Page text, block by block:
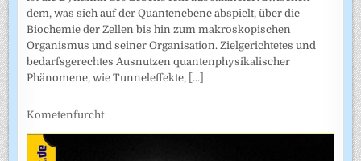
dem, was sich auf der Quantenebene abspielt, über die
Biochemie der Zellen bis hin zum makroskopischen
Organismus und seiner Organisation. Zielgerichtetes und
bedarfsgerechtes Ausnutzen quantenphysikalischer
Phänomene, wie Tunneleffekte, [...]
Kometenfurcht